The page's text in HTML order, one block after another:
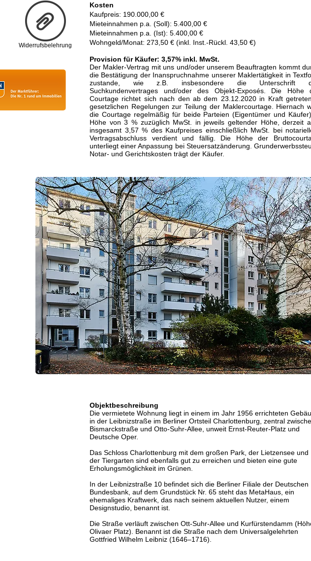
Widerrufsbelehrung
Kosten
Kaufpreis: 190.000,00 €
Mieteinnahmen p.a. (Soll): 5.400,00 €
Mieteinnahmen p.a. (Ist): 5.400,00 €
Wohngeld/Monat: 273,50 € (inkl. Inst.-Rückl. 43,50 €)
Provision für Käufer: 3,57% inkl. MwSt.
Der Makler-Vertrag mit uns und/oder unserem Beauftragten kommt
die Bestätigung der Inanspruchnahme unserer Maklertätigkeit in
zustande, wie z.B. insbesondere die Unterschrift
Suchkundenvertrages und/oder des Objekt-Exposés. Die Höhe
Courtage richtet sich nach den ab dem 23.12.2020 in Kraft
gesetzlichen Regelungen zur Teilung der Maklercourtage. Hiernach
die Courtage regelmäßig für beide Parteien (Eigentümer und
Höhe von 3 % zuzüglich MwSt. in jeweils geltender Höhe, derzeit
insgesamt 3,57 % des Kaufpreises einschließlich MwSt. bei
Vertragsabschluss verdient und fällig. Die Höhe der
unterliegt einer Anpassung bei Steuersatzänderung.
Notar- und Gerichtskosten trägt der Käufer.
Objektbeschreibung
Die vermietete Wohnung liegt in einem im Jahr 1956 errichteten
in der Leibnizstraße im Berliner Ortsteil Charlottenburg, zentral
Bismarckstraße und Otto-Suhr-Allee, unweit Ernst-Reuter-Platz und
Deutsche Oper.
Das Schloss Charlottenburg mit dem großen Park, der Lietzensee und
der Tiergarten sind ebenfalls gut zu erreichen und bieten eine gute
Erholungsmöglichkeit im Grünen.
In der Leibnizstraße 10 befindet sich die Berliner Filiale der Deutschen
Bundesbank, auf dem Grundstück Nr. 65 steht das MetaHaus, ein
ehemaliges Kraftwerk, das nach seinem aktuellen Nutzer, einem
Designstudio, benannt ist.
Die Straße verläuft zwischen Ott-Suhr-Allee und Kurfürstendamm
Olivaer Platz). Benannt ist die Straße nach dem Universalgelehrten
Gottfried Wilhelm Leibniz (1646–1716).